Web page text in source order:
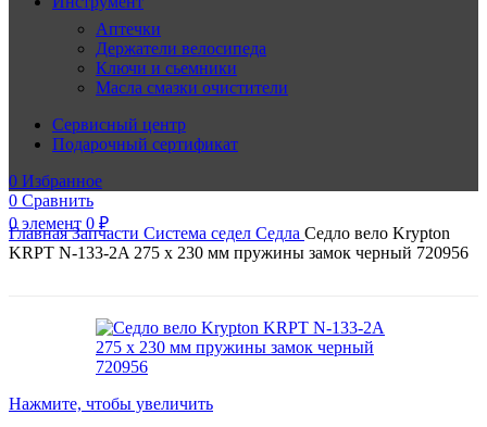
Аптечки
Держатели велосипеда
Ключи и сьемники
Масла смазки очистители
Сервисный центр
Подарочный сертификат
0 Избранное
0 Сравнить
0элемент 0 ₽
ГлавнаяЗапчасти Система седел Седла Седло вело Krypton
KRPT N-133-2A 275 x 230 мм пружины замок черный 720956
Нажмите, чтобы увеличить